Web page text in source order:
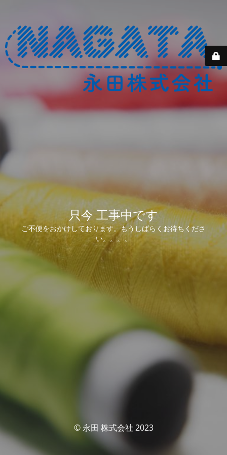
只今 工事中です
ご不便をおかけしております。もうしばらくお待ちくださ
い。。。。
© 永田 株式会社 2023